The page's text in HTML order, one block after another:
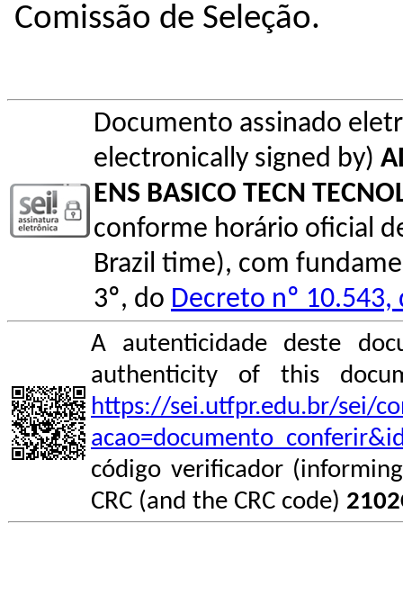
Comissão de Seleção.
Documento assinado
electronically signed by)
ENS BASICO TECN
conforme horário oficial
Brazil time), com
3º, do Decreto nº
A autenticidade deste
authenticity of this
https://sei.utfpr.edu.br/sei/
código verificador
CRC (and the CRC code)